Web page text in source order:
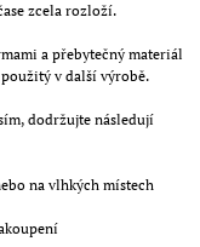
zcela rozloží.
a přebytečný materiál
v další výrobě.
dodržujte následují
na vlhkých místech